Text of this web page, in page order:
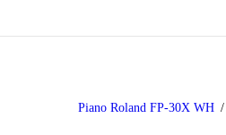
Piano Roland FP-30X WH